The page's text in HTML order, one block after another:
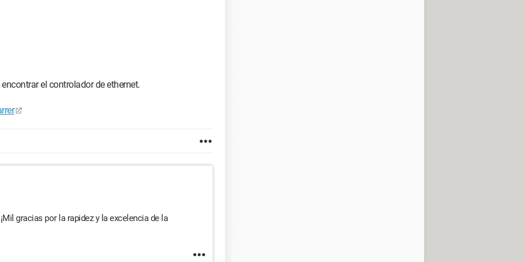
computadora gracias a los consejos de uno de los
en Bélgica).
el controlador de ethernet.
gracias por la rapidez y la excelencia de la